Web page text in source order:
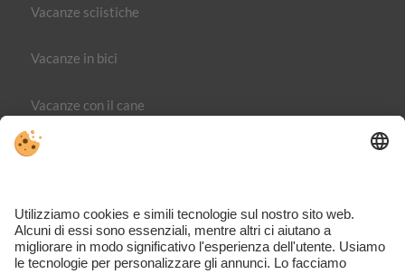
Vacanze sciistiche
Vacanze in bici
Vacanze con il cane
Part. IVA IT02365710215